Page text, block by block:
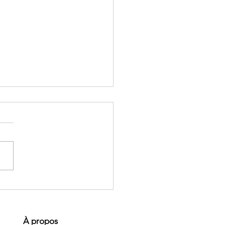
de Léa Ménard |
À propos